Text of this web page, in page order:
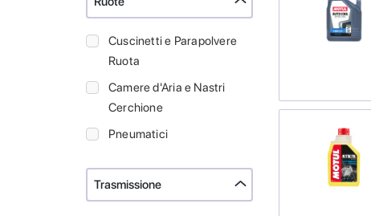
Cuscinetti e Parapolvere
Ruota
Camere d'Aria e Nastri
Cerchione
Pneumatici
Trasmissione